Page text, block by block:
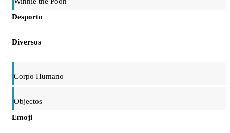
Desporto
Diversos
Corpo Humano
Objectos
Emoji